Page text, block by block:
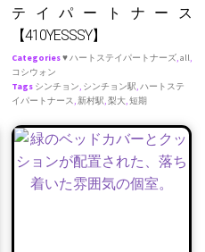
テイパートナース
【410YESSSY】
Categories♥ ハートステイパートナーズ,all,
コシウォン
Tags シンチョン, シンチョン駅,ハートステ
イパートナース,新村駅,梨大,短期